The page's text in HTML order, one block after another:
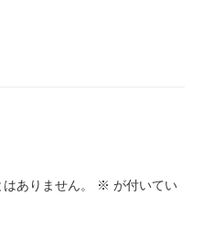
ありません。 ※ が付いてい